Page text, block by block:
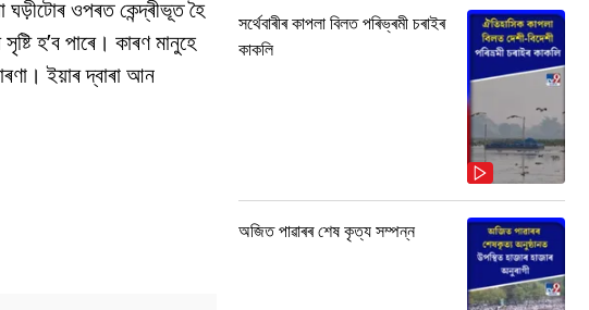
ওপৰত কেন্দ্ৰীভূত হৈ
হ’ব পাৰে। কাৰণ মানুহে
ইয়াৰ দ্বাৰা আন
সৰ্থেবাৰীৰ কাপলা বিলত পৰিভ্ৰমী চৰাইৰ
কাকলি
অজিত পাৱাৰৰ শেষ কৃত্য সম্পন্ন